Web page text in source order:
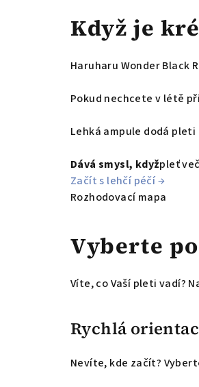
Když je
Haruharu Wonder Black
Pokud nechcete v létě
Lehká ampule dodá
Dává smysl, kdyžpleť
Začít s lehčí péčí→
Rozhodovací mapa
Vyberte
Víte, co Vaší pleti vadí?
Rychlá
Nevíte, kde začít?